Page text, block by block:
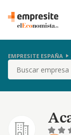
EMPRESITE ESPAÑA
Buscar